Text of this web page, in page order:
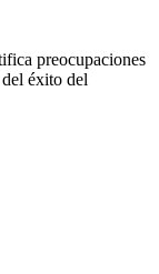
preocupaciones
éxito del